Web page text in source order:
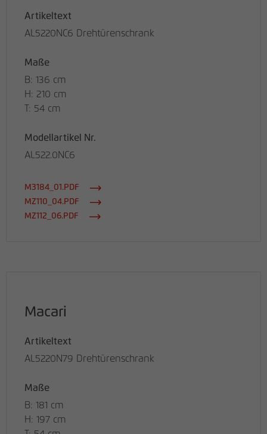
Artikeltext
AL5220NC6 Drehtürenschrank
Maße
B: 136 cm
H: 210 cm
T: 54 cm
Modellartikel Nr.
AL522.0NC6
M3184_01.PDF
MZ110_04.PDF
MZ112_06.PDF
Macari
Artikeltext
AL5220N79 Drehtürenschrank
Maße
B: 181 cm
H: 197 cm